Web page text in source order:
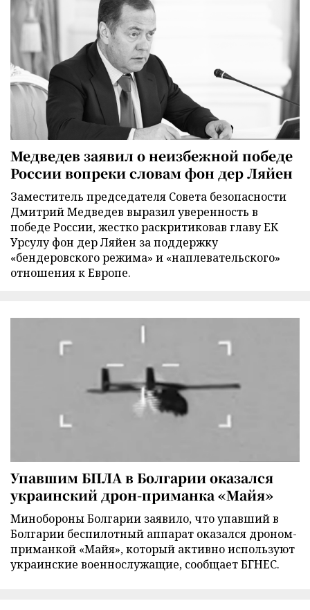
Медведев заявил о неизбежной победе
России вопреки словам фон дер Ляйен
Заместитель председателя Совета безопасности
Дмитрий Медведев выразил уверенность в
победе России, жестко раскритиковав главу ЕК
Урсулу фон дер Ляйен за поддержку
«бендеровского режима» и «наплевательского»
отношения к Европе.
Упавшим БПЛА в Болгарии оказался
украинский дрон-приманка «Майя»
Минобороны Болгарии заявило, что упавший в
Болгарии беспилотный аппарат оказался дроном-
приманкой «Майя», который активно используют
украинские военнослужащие, сообщает БГНЕС.